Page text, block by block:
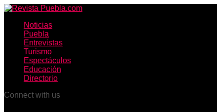
Noticias
Puebla
Entrevistas
Turismo
Espectáculos
Educación
Directorio
Connect with us